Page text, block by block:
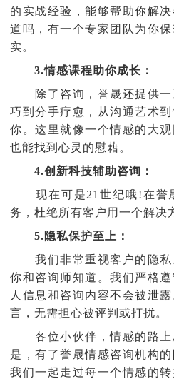
的实战经验，能够帮助你解
道吗，有一个专家团队为你
实。
3.情感课程助你成长：
除了咨询，誉晟还提供一
巧到分手疗愈，从沟通艺术
你。这里就像一个情感的大
也能找到心灵的慰藉。
4.创新科技辅助咨询：
现在可是21世纪哦!在誉
务，杜绝所有客户用一个解决
5.隐私保护至上：
我们非常重视客户的隐私
你和咨询师知道。我们严格
人信息和咨询内容不会被泄
言，无需担心被评判或打扰。
各位小伙伴，情感的路上
是，有了誉晟情感咨询机构
我们一起走过每一个情感的